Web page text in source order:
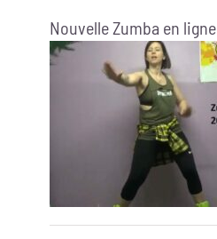
Nouvelle Zumba en ligne